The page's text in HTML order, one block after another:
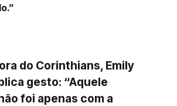
do Corinthians, Emily
gesto: “Aquele
foi apenas com a